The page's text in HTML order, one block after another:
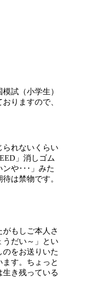
試（小学生）
りますので、
られないくらい
」消しゴム
や･･･」みた
は禁物です。
もしご本人さ
うだい～」とい
のをお送りいた
す。ちょっと
き残っている